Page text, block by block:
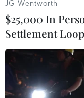
JG Wentworth
$25,000 In
Settlement